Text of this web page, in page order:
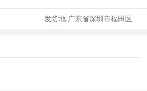
发货地:广东省深圳市福田区